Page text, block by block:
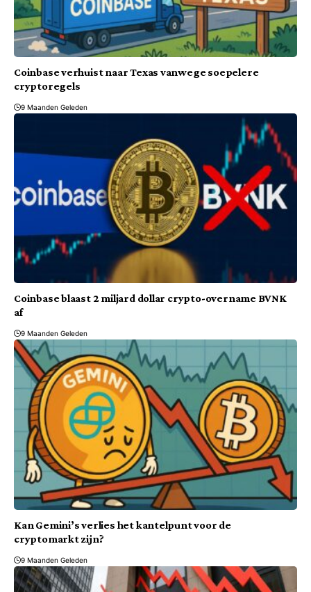
Coinbase verhuist naar Texas vanwege soepelere
cryptoregels
9 Maanden Geleden
Coinbase blaast 2 miljard dollar crypto-overname BVNK
af
9 Maanden Geleden
Kan Gemini’s verlies het kantelpunt voor de
cryptomarkt zijn?
9 Maanden Geleden